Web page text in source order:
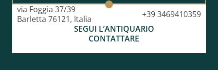
via Foggia 37/39
Barletta 76121, Italia
+39 3469410359
SEGUI L’ANTIQUARIO
CONTATTARE